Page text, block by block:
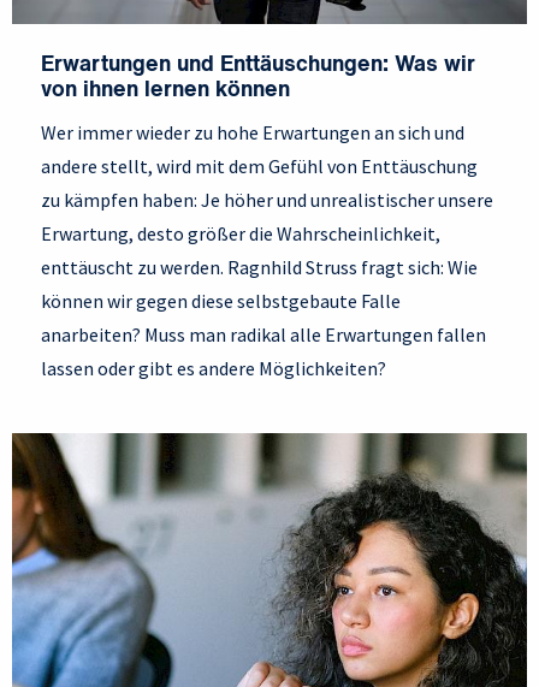
Erwartungen und Enttäuschungen: Was wir
von ihnen lernen können
Wer immer wieder zu hohe Erwartungen an sich und
andere stellt, wird mit dem Gefühl von Enttäuschung
zu kämpfen haben: Je höher und unrealistischer unsere
Erwartung, desto größer die Wahrscheinlichkeit,
enttäuscht zu werden. Ragnhild Struss fragt sich: Wie
können wir gegen diese selbstgebaute Falle
anarbeiten? Muss man radikal alle Erwartungen fallen
lassen oder gibt es andere Möglichkeiten?